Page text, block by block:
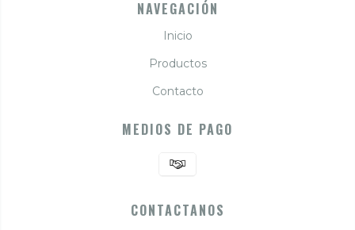
NAVEGACIÓN
Inicio
Productos
Contacto
MEDIOS DE PAGO
CONTACTANOS